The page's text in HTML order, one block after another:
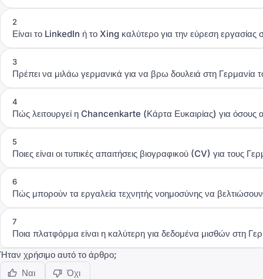
2
Είναι το LinkedIn ή το Xing καλύτερο για την εύρεση εργασίας
3
Πρέπει να μιλάω γερμανικά για να βρω δουλειά στη Γερμανία
4
Πώς λειτουργεί η Chancenkarte (Κάρτα Ευκαιρίας) για όσους
5
Ποιες είναι οι τυπικές απαιτήσεις βιογραφικού (CV) για τους
6
Πώς μπορούν τα εργαλεία τεχνητής νοημοσύνης να
7
Ποια πλατφόρμα είναι η καλύτερη για δεδομένα μισθών στη
Ήταν χρήσιμο αυτό το άρθρο;
Ναι
Όχι